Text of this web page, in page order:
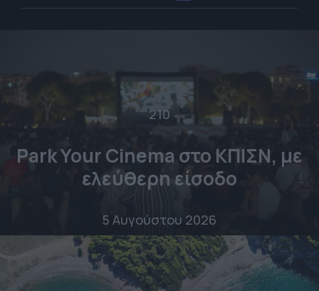
210
Park Your Cinema στο ΚΠΙΣΝ, με
ελεύθερη είσοδο
5 Αυγούστου 2026